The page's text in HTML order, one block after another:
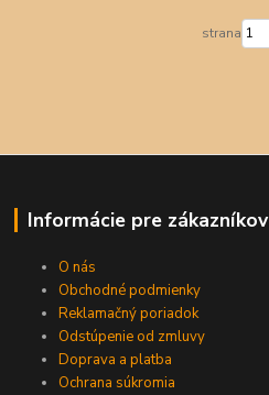
strana
Informácie pre zákazníkov
O nás
Obchodné podmienky
Reklamačný poriadok
Odstúpenie od zmluvy
Doprava a platba
Ochrana súkromia